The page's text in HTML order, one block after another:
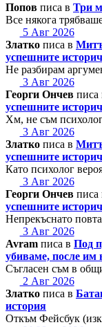
Попов писа в Три
Все някога
5 Авг 2026
Златко писа в
успешните
Не разбирам
3 Авг 2026
Георги Ончев писа
успешните
Хм, не съм
3 Авг 2026
Златко писа в
успешните
Като психолог
3 Авг 2026
Георги Ончев писа
успешните
Непрекъснато
3 Авг 2026
Avram писа в Под
убиваме, после им
Съгласен съм в
2 Авг 2026
Златко писа в
история
Откъм Фейсбук